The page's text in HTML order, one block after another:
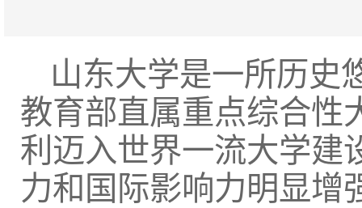
山东大学是一所历史
教育部直属重点综合性
利迈入世界一流大学建
力和国际影响力明显增